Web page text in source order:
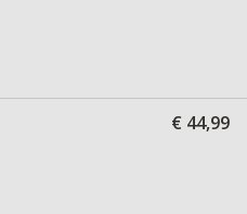
€ 44,99